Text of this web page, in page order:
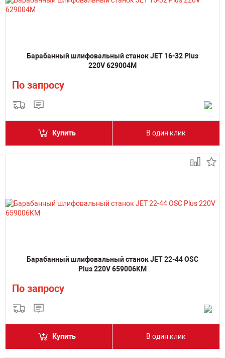
Барабанный шлифовальный станок JET 16-32 Plus
220V 629004M
По запросу
Купить В один клик
Барабанный шлифовальный станок JET 22-44 OSC
Plus 220V 659006KM
По запросу
Купить В один клик